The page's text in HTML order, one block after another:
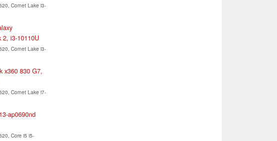
Comet Lake i3-
2, i3-10110U
Comet Lake i3-
x360 830 G7,
Comet Lake i7-
ap0690nd
Core i5 i5-